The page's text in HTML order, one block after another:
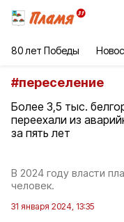
80 лет Победы
#переселение
Более 3,5 тыс.
переехали из
за пять лет
В 2024 году власти
человек.
31 января 2024, 13:35